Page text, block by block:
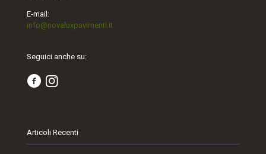
E-mail:
info@novaluxpavimenti.it
Seguici anche su:
Articoli Recenti